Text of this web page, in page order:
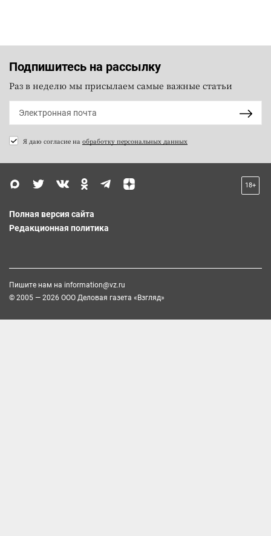
Подпишитесь на рассылку
Раз в неделю мы присылаем самые важные статьи
Я даю согласие на обработку персональных данных
18+
Полная версия сайта
Редакционная политика
Пишите нам на information@vz.ru
© 2005 — 2026 ООО Деловая газета «Взгляд»